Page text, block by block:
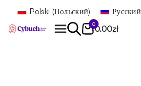
Polski (Польский) Русский
0
0.00zł